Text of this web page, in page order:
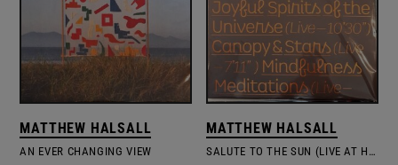
MATTHEW HALSALL
AN EVER CHANGING VIEW
MATTHEW HALSALL
SALUTE TO THE SUN (LIVE AT HALLÉ ST. PETER'S)